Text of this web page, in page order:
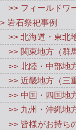
>> フィールドワ
> 岩石祭祀事例
>> 北海道・東北
>> 関東地方（群
>> 北陸・中部地
>> 近畿地方（三
>> 中国・四国地
>> 九州・沖縄地
>> 皆様がお持ち